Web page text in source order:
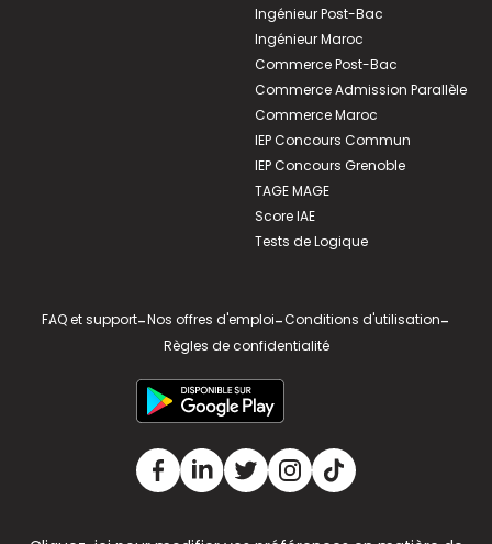
Ingénieur Post-Bac
Ingénieur Maroc
Commerce Post-Bac
Commerce Admission Parallèle
Commerce Maroc
IEP Concours Commun
IEP Concours Grenoble
TAGE MAGE
Score IAE
Tests de Logique
FAQ et support-Nos offres d'emploi-Conditions d'utilisation-
Règles de confidentialité